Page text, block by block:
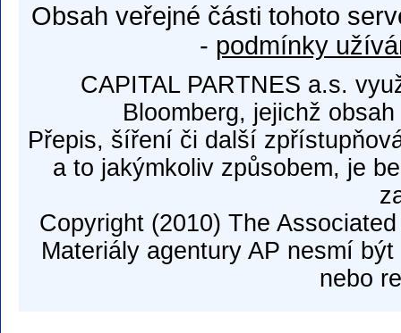
Obsah veřejné části tohoto
- podmínky
CAPITAL PARTNES a.s.
Bloomberg, jejichž
Přepis, šíření či další
a to jakýmkoliv způsobem, je
Copyright (2010) The
Materiály agentury AP nesmí
nebo